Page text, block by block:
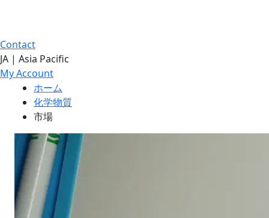
Contact
JA | Asia Pacific
My Account
ホーム
化学物質
市場